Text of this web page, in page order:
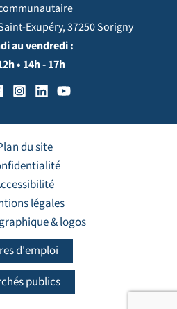
Exupéry, 37250 Sorigny
au vendredi :
• 14h - 17h
du site
légales
& logos
d'emploi
publics